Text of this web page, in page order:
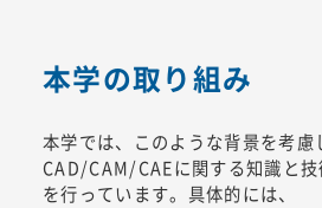
本学の取り組み
本学では、このような背景を考慮
CAD/CAM/CAEに関する知識と
を行っています。具体的には、